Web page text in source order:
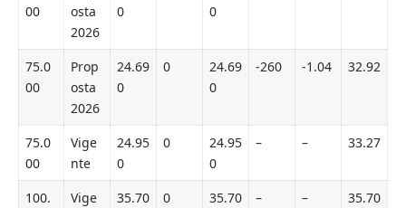
00
osta
2026
0
0
75.0
00
Prop
osta
2026
24.69
0
0
24.69
0
-260 -1.04 32.92
75.0
00
Vige
nte
24.95
0
0
24.95
0
– – 33.27
100.
Vige
35.70
0
35.70
– – 35.70